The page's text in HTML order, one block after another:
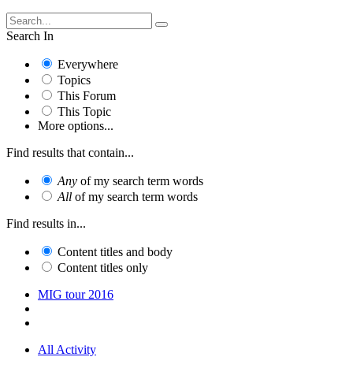
Search In
Everywhere
Topics
This Forum
This Topic
More options...
Find results that contain...
Any of my search term words
All of my search term words
Find results in...
Content titles and body
Content titles only
MIG tour 2016
All Activity